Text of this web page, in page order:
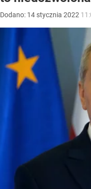
Dodano: 14 stycznia 2022